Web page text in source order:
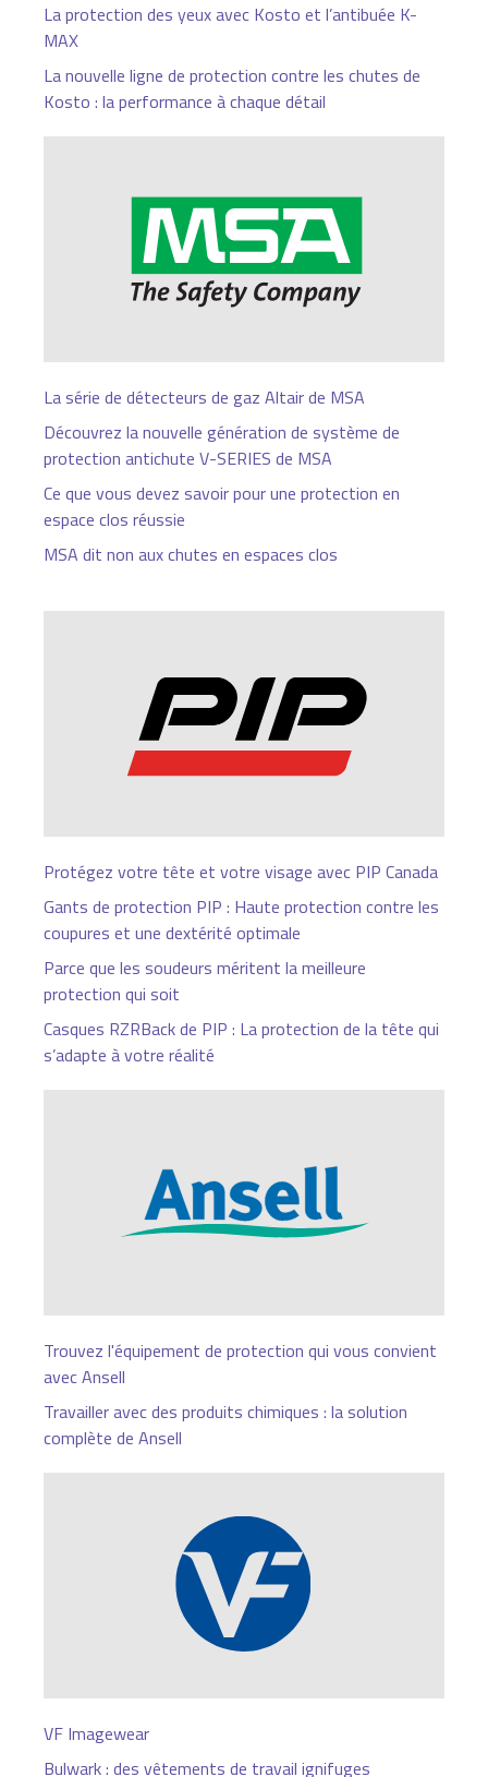
La protection des yeux avec Kosto et l’antibuée K-
MAX
La nouvelle ligne de protection contre les chutes de
Kosto : la performance à chaque détail
La série de détecteurs de gaz Altair de MSA
Découvrez la nouvelle génération de système de
protection antichute V-SERIES de MSA
Ce que vous devez savoir pour une protection en
espace clos réussie
MSA dit non aux chutes en espaces clos
Protégez votre tête et votre visage avec PIP Canada
Gants de protection PIP : Haute protection contre les
coupures et une dextérité optimale
Parce que les soudeurs méritent la meilleure
protection qui soit
Casques RZRBack de PIP : La protection de la tête qui
s’adapte à votre réalité
Trouvez l'équipement de protection qui vous convient
avec Ansell
Travailler avec des produits chimiques : la solution
complète de Ansell
VF Imagewear
Bulwark : des vêtements de travail ignifuges